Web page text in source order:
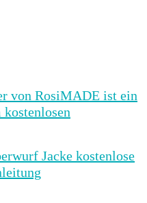
von RosiMADE ist ein